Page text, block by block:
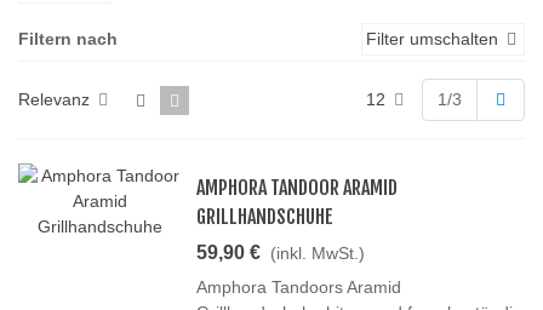
Filtern nach Filter umschalten
Relevanz 12 1/3
AMPHORA TANDOOR ARAMID
GRILLHANDSCHUHE
59,90 € (inkl. MwSt.)
Amphora Tandoors Aramid